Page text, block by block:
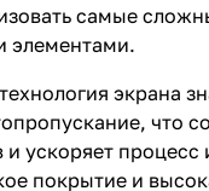
самые
элементами.
экрана
что
и ускоряет процесс
покрытие и